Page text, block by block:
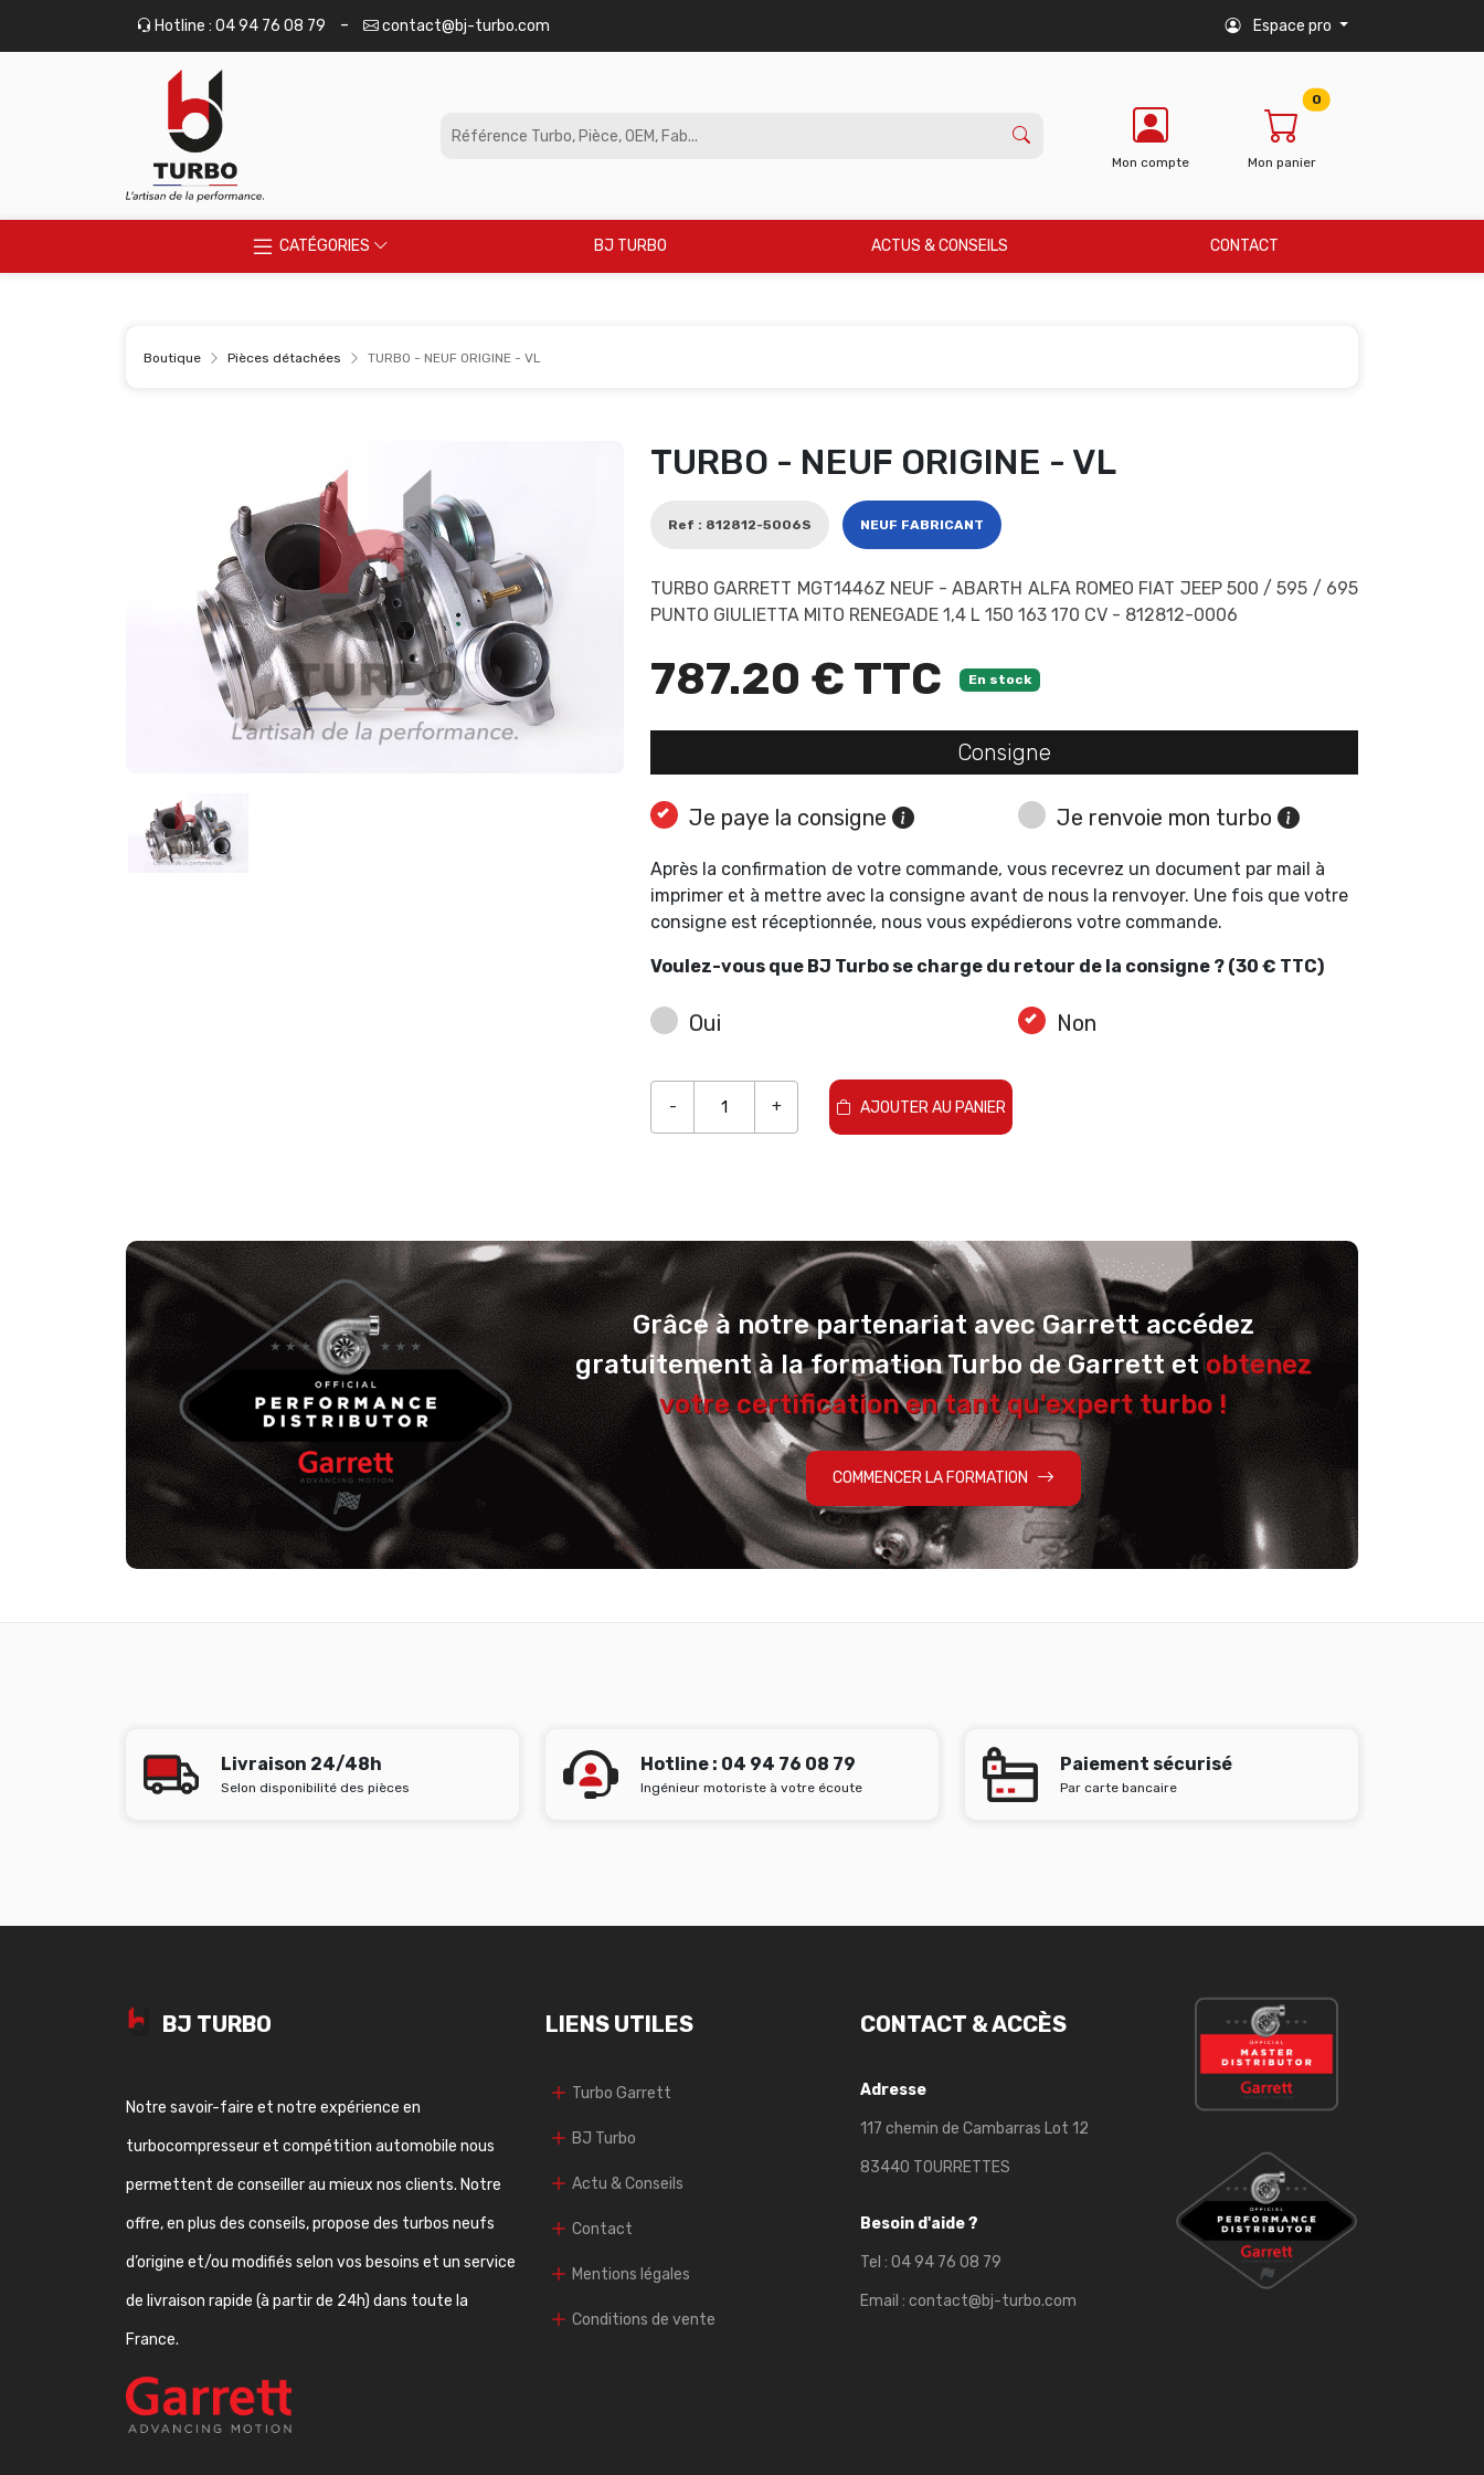
Hotline : 04 94 76 08 79 - contact@bj-turbo.com Espace pro
Mon compte Mon panier
0
CATÉGORIES BJ TURBO ACTUS & CONSEILS CONTACT
Boutique Pièces détachées TURBO - NEUF ORIGINE - VL
TURBO - NEUF ORIGINE - VL
Ref : 812812-5006S NEUF FABRICANT
TURBO GARRETT MGT1446Z NEUF - ABARTH ALFA ROMEO FIAT JEEP 500 / 595 / 695
PUNTO GIULIETTA MITO RENEGADE 1,4 L 150 163 170 CV - 812812-0006
787.20 € TTC En stock
Consigne
Je paye la consigne Je renvoie mon turbo
Après la confirmation de votre commande, vous recevrez un document par mail à
imprimer et à mettre avec la consigne avant de nous la renvoyer. Une fois que votre
consigne est réceptionnée, nous vous expédierons votre commande.
Voulez-vous que BJ Turbo se charge du retour de la consigne ? (30 € TTC)
Oui Non
- + AJOUTER AU PANIER
Grâce à notre partenariat avec Garrett accédez
gratuitement à la formation Turbo de Garrett etobtenez
votre certification en tant qu'expert turbo !
COMMENCER LA FORMATION
Livraison 24/48h
Selon disponibilité des pièces
Hotline : 04 94 76 08 79
Ingénieur motoriste à votre écoute
Paiement sécurisé
Par carte bancaire
BJ TURBO
Notre savoir-faire et notre expérience en
turbocompresseur et compétition automobile nous
permettent de conseiller au mieux nos clients. Notre
offre, en plus des conseils, propose des turbos neufs
d’origine et/ou modifiés selon vos besoins et un service
de livraison rapide (à partir de 24h) dans toute la
France.
LIENS UTILES
Turbo Garrett
BJ Turbo
Actu & Conseils
Contact
Mentions légales
Conditions de vente
CONTACT & ACCÈS
Adresse
117 chemin de Cambarras Lot 12
83440 TOURRETTES
Besoin d'aide ?
Tel : 04 94 76 08 79
Email : contact@bj-turbo.com
Panneau de gestion des cookies